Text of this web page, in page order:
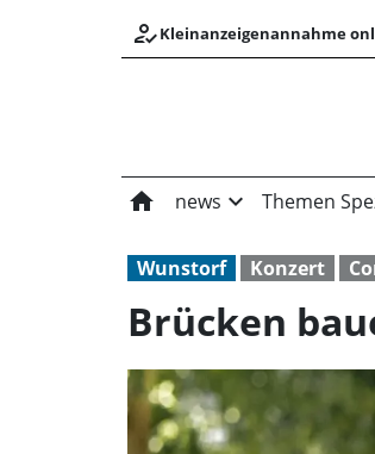
how_to_regKleinanzeigenannahme
home news expand_more Themen
Wunstorf Konzert
Brücken